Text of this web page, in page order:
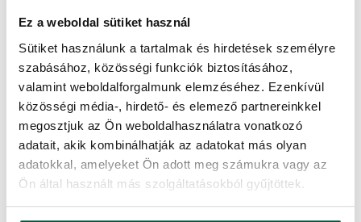
Ez a weboldal sütiket használ
Sütiket használunk a tartalmak és hirdetések személyre
szabásához, közösségi funkciók biztosításához,
valamint weboldalforgalmunk elemzéséhez. Ezenkívül
közösségi média-, hirdető- és elemező partnereinkkel
megosztjuk az Ön weboldalhasználatra vonatkozó
adatait, akik kombinálhatják az adatokat más olyan
adatokkal, amelyeket Ön adott meg számukra vagy az
Ön által használt más szolgáltatásokból gyűjtöttek.
Állvány (a csomag tartalmazza) Virágcserép
Súly (netto) 34
Súly (brutto) 4,8
Szállítási idő 2 nap